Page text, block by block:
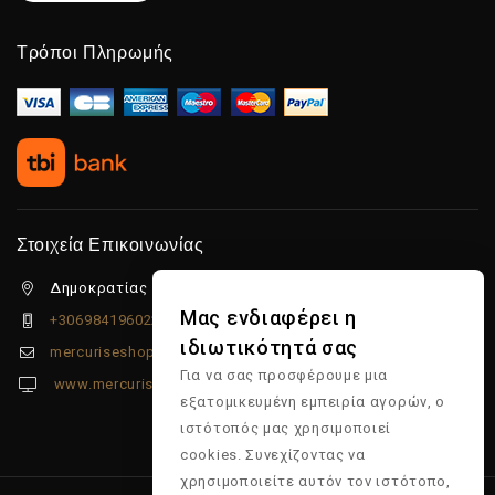
Τρόποι Πληρωμής
Στοιχεία Επικοινωνίας
Δημοκρατίας 5β Λιμένας Χερσονήσου, 70014
+306984196022
mercuriseshop@gmail.com
www.mercuriseshop.gr
Μας ενδιαφέρει η
ιδιωτικότητά σας
Για να σας προσφέρουμε μια
εξατομικευμένη εμπειρία αγορών, ο
ιστότοπός μας χρησιμοποιεί
cookies. Συνεχίζοντας να
χρησιμοποιείτε αυτόν τον ιστότοπο,